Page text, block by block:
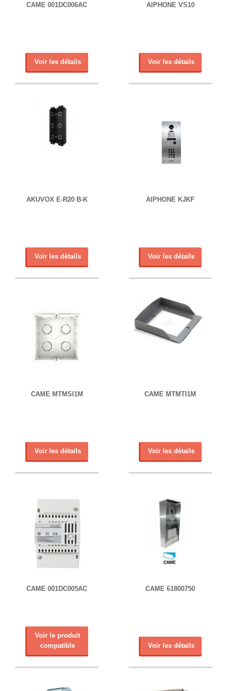
CAME 001DC006AC
Voir les détails
AIPHONE VS10
Voir les détails
AKUVOX E-R20 B-K
Voir les détails
AIPHONE KJKF
Voir les détails
CAME MTMSI1M
Voir les détails
CAME MTMTI1M
Voir les détails
CAME 001DC005AC
Voir le produit
compatible
CAME 61800750
Voir les détails